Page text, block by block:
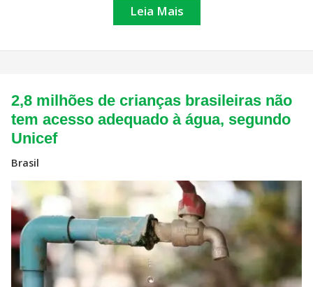
Leia Mais
2,8 milhões de crianças brasileiras não
tem acesso adequado à água, segundo
Unicef
Brasil
2,8
milhões
de
crianças
adequado
à
segundo
Unicef